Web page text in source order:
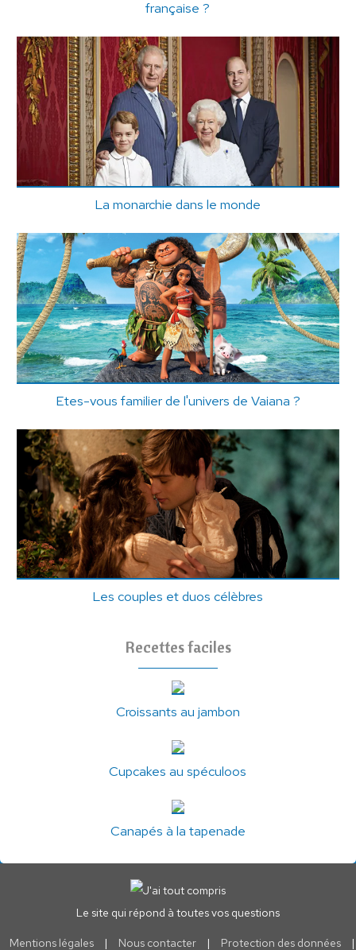
française ?
La monarchie dans le monde
Etes-vous familier de l'univers de Vaiana ?
Les couples et duos célèbres
Recettes faciles
Croissants au jambon
Cupcakes au spéculoos
Canapés à la tapenade
Le site qui répond à toutes vos questions
Mentions légales | Nous contacter | Protection des données |